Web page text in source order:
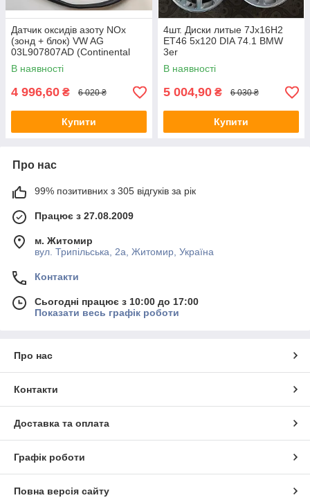
Датчик оксидів азоту NOx
(зонд + блок) VW AG
03L907807AD (Continental
5WK9 6688A)
В наявності
4 996,60 ₴ 6 020 ₴
Купити
4шт. Диски литые 7Jx16H2
ET46 5x120 DIA 74.1 BMW
3er
В наявності
5 004,90 ₴ 6 030 ₴
Купити
Про нас
99% позитивних з 305 відгуків за рік
Працює з 27.08.2009
м. Житомир
вул. Трипільська, 2а, Житомир, Україна
Контакти
Сьогодні працює з 10:00 до 17:00
Показати весь графік роботи
Про нас
Контакти
Доставка та оплата
Графік роботи
Повна версія сайту